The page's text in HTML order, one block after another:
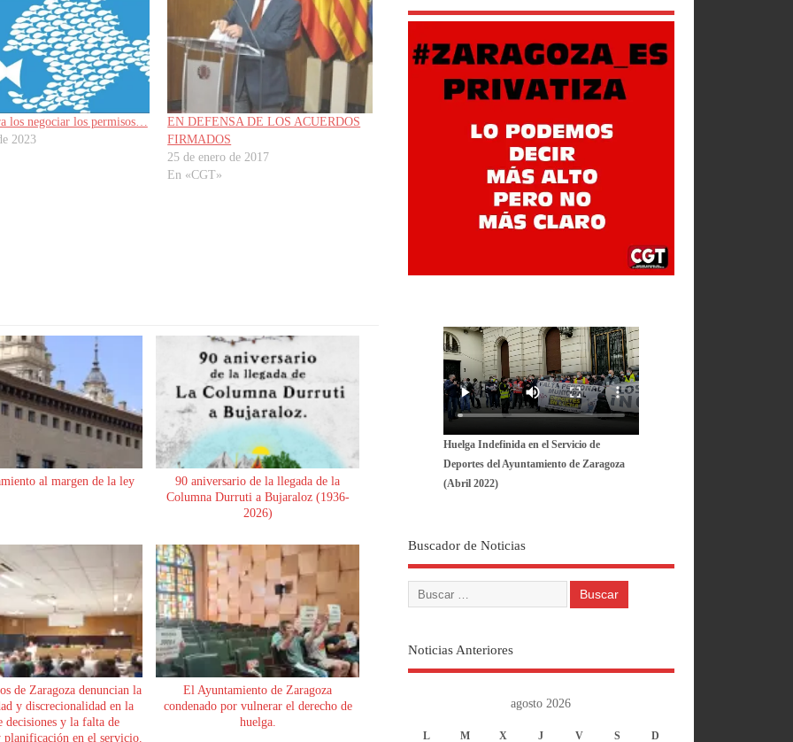
los negociar los permisos…
2023
EN DEFENSA DE LOS ACUERDOS
FIRMADOS
25 de enero de 2017
En «CGT»
al margen de la ley
90 aniversario de la llegada de la
Columna Durruti a Bujaraloz (1936-
2026)
de Zaragoza denuncian la
y discrecionalidad en la
decisiones y la falta de
en el servicio.
El Ayuntamiento de Zaragoza
condenado por vulnerar el derecho de
huelga.
Huelga Indefinida en el Servicio de
Deportes del Ayuntamiento de Zaragoza
(Abril 2022)
Buscador de Noticias
Noticias Anteriores
agosto 2026
L M X J V S
D